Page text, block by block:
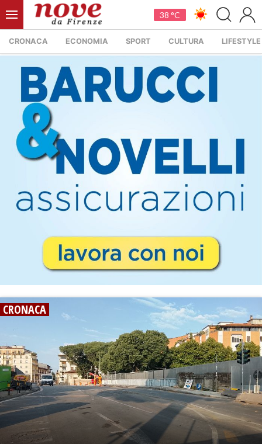
38 °C
CRONACA ECONOMIA SPORT CULTURA LIFESTYLE
CRONACA